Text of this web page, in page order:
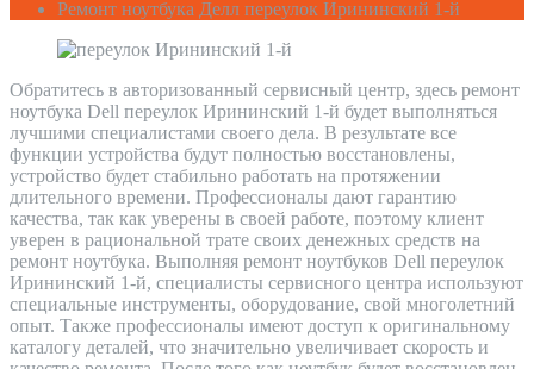
Ремонт ноутбука Делл переулок Ирининский 1-й
Обратитесь в авторизованный сервисный центр, здесь ремонт
ноутбука Dell переулок Ирининский 1-й будет выполняться
лучшими специалистами своего дела. В результате все
функции устройства будут полностью восстановлены,
устройство будет стабильно работать на протяжении
длительного времени. Профессионалы дают гарантию
качества, так как уверены в своей работе, поэтому клиент
уверен в рациональной трате своих денежных средств на
ремонт ноутбука. Выполняя ремонт ноутбуков Dell переулок
Ирининский 1-й, специалисты сервисного центра используют
специальные инструменты, оборудование, свой многолетний
опыт. Также профессионалы имеют доступ к оригинальному
каталогу деталей, что значительно увеличивает скорость и